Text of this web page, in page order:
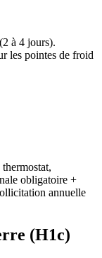
à 4 jours).
les pointes de froid
obligatoire +
annuelle
(H1c)